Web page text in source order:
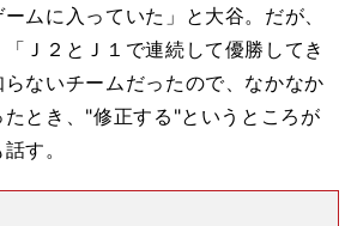
ムに入っていた」と大谷。だが、
Ｊ２とＪ１で連続して優勝してき
ないチームだったので、なかなか
とき、"修正する"というところが
す。